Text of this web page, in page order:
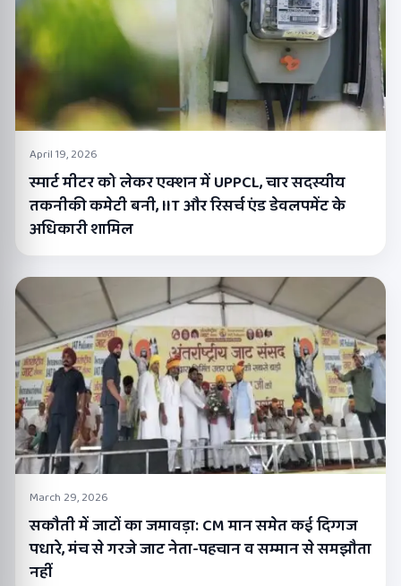
April 19, 2026
स्मार्ट मीटर को लेकर एक्शन में UPPCL, चार सदस्यीय
तकनीकी कमेटी बनी, IIT और रिसर्च एंड डेवलपमेंट के
अधिकारी शामिल
March 29, 2026
सकौती में जाटों का जमावड़ा: CM मान समेत कई दिग्गज
पधारे, मंच से गरजे जाट नेता-पहचान व सम्मान से समझौता
नहीं